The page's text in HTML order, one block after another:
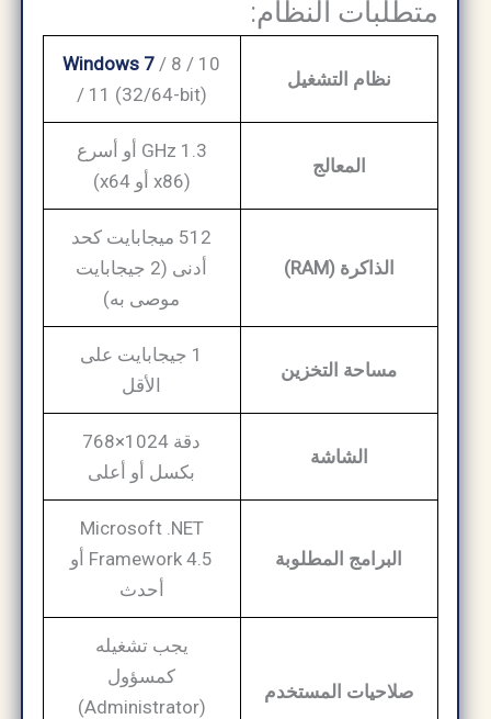
متطلبات النظام:
نظام التشغيل
Windows 7/ 8 / 10
/ 11 (32/64-bit)
المعالج
1.3 GHz أو أسرع
الذاكرة (RAM)
512 ميجابايت كحد
أدنى (2 جيجابايت
موصى به)
مساحة التخزين
1 جيجابايت على
الأقل
الشاشة
دقة 1024×768
بكسل أو أعلى
البرامج المطلوبة
Microsoft .NET
Framework 4.5 أو
أحدث
صلاحيات المستخدم
يجب تشغيله
كمسؤول
(Administrator)